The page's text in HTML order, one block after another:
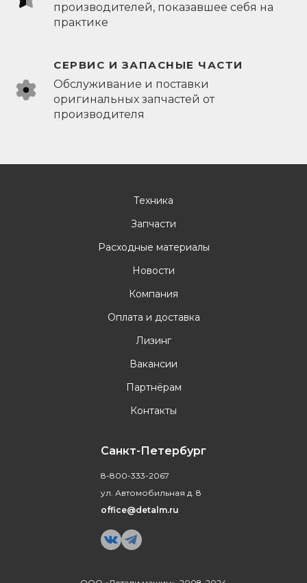
производителей, показавшее себя на
практике
СЕРВИС И ЗАПАСНЫЕ ЧАСТИ
Обслуживание и поставки
оригинальных запчастей от
производителя
Техника
Запчасти
Расходные материалы
Новости
Компания
Оплата и доставка
Лизинг
Вакансии
Партнёрам
Контакты
Санкт-Петербург
8-800-333-2067
ул. Автомобильная д. 8
office@detalm.ru